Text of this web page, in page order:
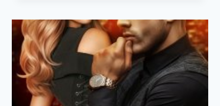
2
(НАТАЛИЯ
ЛАДЫГИНА)